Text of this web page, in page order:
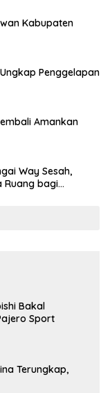
Kabupaten
Penggelapan
Amankan
Way Sesah,
Ruang bagi
Bakal
Sport
Terungkap,